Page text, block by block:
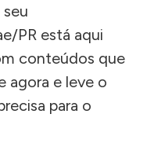
PR está aqui
conteúdos que
agora e leve o
para o